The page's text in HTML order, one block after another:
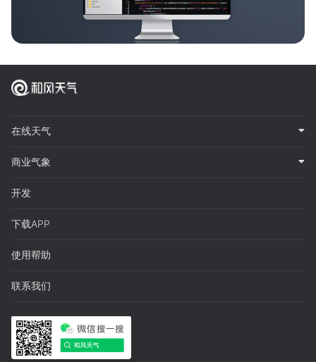
在线天气
商业气象
开发
下载APP
使用帮助
联系我们